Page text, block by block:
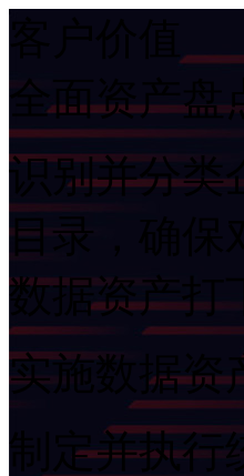
全面资产盘点
识别并分类
目录，确
数据资产打
实施数据资产
制定并执行